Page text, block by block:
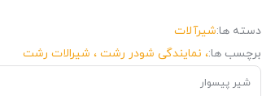
دسته ها:شیرآلات
برچسب ها:، نمایندگی شودر رشت ، شیرالات رشت
شیر پیسوار